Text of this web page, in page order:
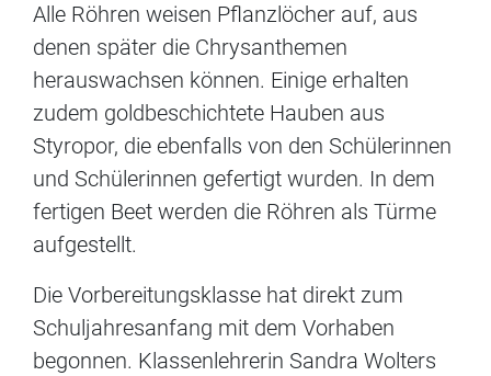
Alle Röhren weisen Pflanzlöcher auf, aus
denen später die Chrysanthemen
herauswachsen können. Einige erhalten
zudem goldbeschichtete Hauben aus
Styropor, die ebenfalls von den Schülerinnen
und Schülerinnen gefertigt wurden. In dem
fertigen Beet werden die Röhren als Türme
aufgestellt.
Die Vorbereitungsklasse hat direkt zum
Schuljahresanfang mit dem Vorhaben
begonnen. Klassenlehrerin Sandra Wolters